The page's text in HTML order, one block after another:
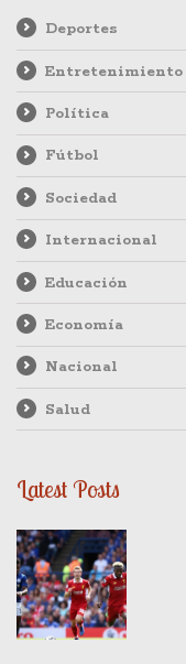
Deportes
Entretenimiento
Política
Fútbol
Sociedad
Internacional
Educación
Economía
Nacional
Salud
Latest Posts